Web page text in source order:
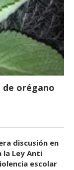
orégano
discusión en
la Ley Anti
escolar